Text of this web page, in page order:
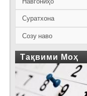
Суратхона
Созу наво
Тақвими Моҳ